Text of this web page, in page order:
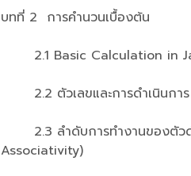
บทที่ 2 การคำนวนเบื้องต้น
2.1 Basic Calculation in
2.2 ตัวเลขและการดำเนินกา
2.3 ลำดับการทำงานของตัวด
Associativity)